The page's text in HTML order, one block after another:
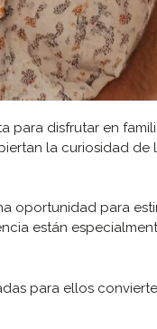
para disfrutar en
la curiosidad de
oportunidad para
están
para ellos